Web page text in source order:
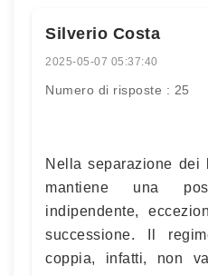
Silverio Costa
2025-05-07 05:37:40
Numero di risposte : 25
Nella separazione dei
mantiene una
indipendente,
successione. Il
coppia, infatti, non